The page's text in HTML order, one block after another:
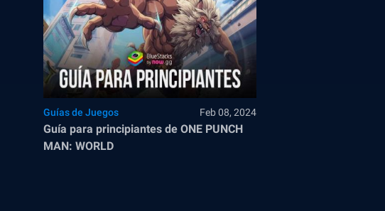
Guías de Juegos Feb 08, 2024
Guía para principiantes de ONE PUNCH
MAN: WORLD